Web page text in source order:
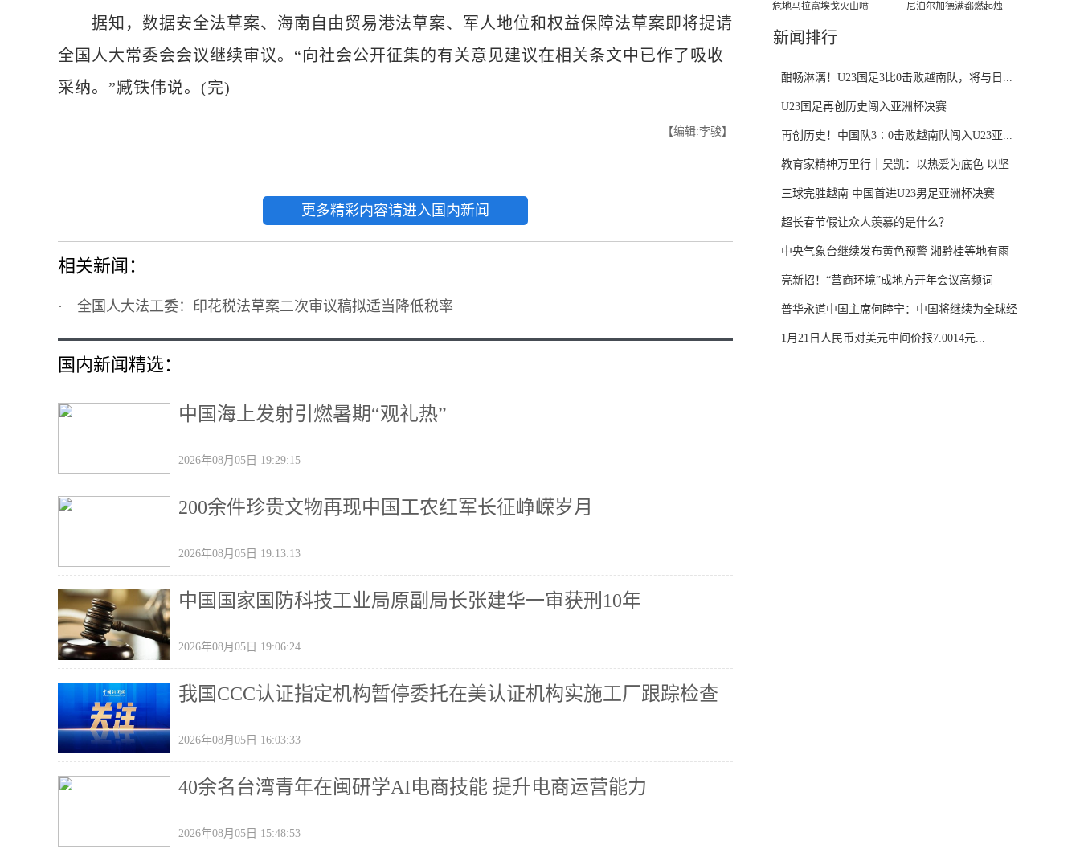
据知，数据安全法草案、海南自由贸易港法草案、军人地位和权益保障法草案即将提请
全国人大常委会会议继续审议。“向社会公开征集的有关意见建议在相关条文中已作了吸收
采纳。”臧铁伟说。(完)
【编辑:李骏】
更多精彩内容请进入国内新闻
相关新闻：
· 全国人大法工委：印花税法草案二次审议稿拟适当降低税率
国内新闻精选：
中国海上发射引燃暑期“观礼热”
2026年08月05日 19:29:15
200余件珍贵文物再现中国工农红军长征峥嵘岁月
2026年08月05日 19:13:13
中国国家国防科技工业局原副局长张建华一审获刑10年
2026年08月05日 19:06:24
我国CCC认证指定机构暂停委托在美认证机构实施工厂跟踪检查
2026年08月05日 16:03:33
40余名台湾青年在闽研学AI电商技能 提升电商运营能力
2026年08月05日 15:48:53
危地马拉富埃戈火山喷 尼泊尔加德满都燃起烛
新闻排行
酣畅淋漓！U23国足3比0击败越南队，将与日...
U23国足再创历史闯入亚洲杯决赛
再创历史！中国队3∶0击败越南队闯入U23亚...
教育家精神万里行｜吴凯：以热爱为底色 以坚
守...
三球完胜越南 中国首进U23男足亚洲杯决赛
超长春节假让众人羡慕的是什么？
中央气象台继续发布黄色预警 湘黔桂等地有雨
雪...
亮新招！“营商环境”成地方开年会议高频词
普华永道中国主席何睦宁：中国将继续为全球经
济...
1月21日人民币对美元中间价报7.0014元...